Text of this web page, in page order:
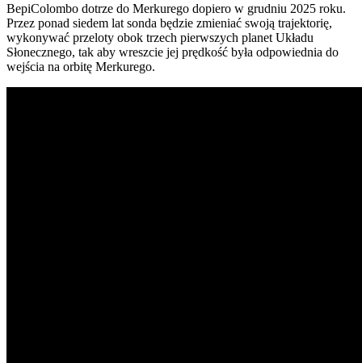
BepiColombo dotrze do Merkurego dopiero w grudniu 2025 roku.
Przez ponad siedem lat sonda będzie zmieniać swoją trajektorię,
wykonywać przeloty obok trzech pierwszych planet Układu
Słonecznego, tak aby wreszcie jej prędkość była odpowiednia do
wejścia na orbitę Merkurego.